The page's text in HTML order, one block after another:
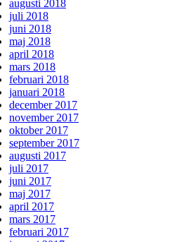
augusti 2018
juli 2018
juni 2018
maj 2018
april 2018
mars 2018
februari 2018
januari 2018
december 2017
november 2017
oktober 2017
september 2017
augusti 2017
juli 2017
juni 2017
maj 2017
april 2017
mars 2017
februari 2017